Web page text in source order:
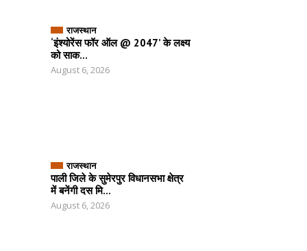
राजस्थान
‘इंश्योरेंस फॉर ऑल @ 2047’ के लक्ष्य
को साक...
August 6, 2026
राजस्थान
पाली जिले के सुमेरपुर विधानसभा क्षेत्र
में बनेंगी दस मि...
August 6, 2026